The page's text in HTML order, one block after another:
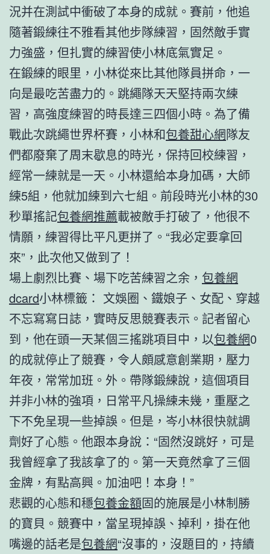
況并在測試中衝破了本身的成就。賽前，他追
隨著鍛練往不雅看其他步隊練習，固然敵手實
力強盛，但扎實的練習使小林底氣實足。
在鍛練的眼里，小林從來比其他隊員拼命，一
向是最吃苦盡力的。跳繩隊天天堅持兩次練
習，高強度練習的時長達三四個小時。為了備
戰此次跳繩世界杯賽，小林和包養甜心網隊友
們都廢棄了周末歇息的時光，保持回校練習，
經常一練就是一天。小林還給本身加碼，大師
練5組，他就加練到六七組。前段時光小林的30
秒單搖記包養網推薦載被敵手打破了，他很不
情願，練習得比平凡更拼了。“我必定要拿回
來”，此次他又做到了！
場上劇烈比賽、場下吃苦練習之余， 包養網
dcard小林標籤： 文娛圈、鐵娘子、女配、穿越
不忘寫寫日誌，實時反思競賽表示。記者留心
到，他在頭一天某個三搖跳項目中，以包養網0
的成就停止了競賽，令人頗感意創業期，壓力
年夜，常常加班。外。帶隊鍛練說，這個項目
并非小林的強項，日常平凡操練未幾，重壓之
下不免呈現一些掉誤。但是，岑小林很快就調
劑好了心態。他跟本身說：“固然沒跳好，可是
我曾經拿了我該拿了的。第一天竟然拿了三個
金牌，有點高興。加油吧！本身！”
悲觀的心態和穩包養金額固的施展是小林制勝
的寶貝。競賽中，當呈現掉誤、掉利，掛在他
嘴邊的話老是包養網“沒事的，沒題目的，持續